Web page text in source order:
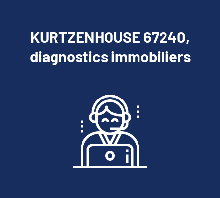
KURTZENHOUSE 67240,
diagnostics immobiliers